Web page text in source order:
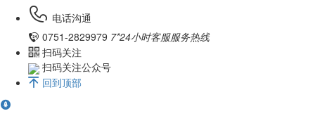
电话沟通
0751-2829979 7*24小时客服服务热线
扫码关注
扫码关注公众号
回到顶部